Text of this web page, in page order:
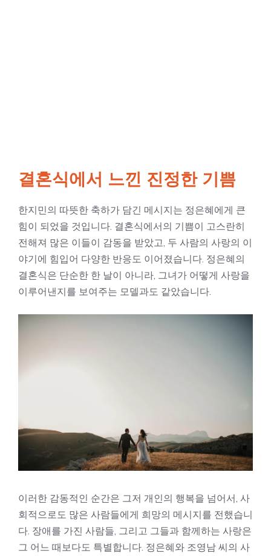
결혼식에서 느낀 진정한 기쁨
한지민의 따뜻한 축하가 담긴 메시지는 정은혜에게 큰
힘이 되었을 것입니다. 결혼식에서의 기쁨이 고스란히
전해져 많은 이들이 감동을 받았고, 두 사람의 사랑의 이
야기에 힘입어 다양한 반응도 이어졌습니다. 정은혜의
결혼식은 단순한 한 날이 아니라, 그녀가 어떻게 사랑을
이루어낸지를 보여주는 모델과도 같았습니다.
이러한 감동적인 순간은 그저 개인의 행복을 넘어서, 사
회적으로도 많은 사람들에게 희망의 메시지를 전했습니
다. 장애를 가진 사람들, 그리고 그들과 함께하는 사랑은
그 어느 때보다도 특별합니다. 정은혜와 조영남 씨의 사